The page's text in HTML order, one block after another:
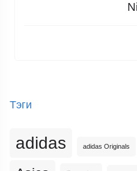
Тэги
adidas adidas Originals